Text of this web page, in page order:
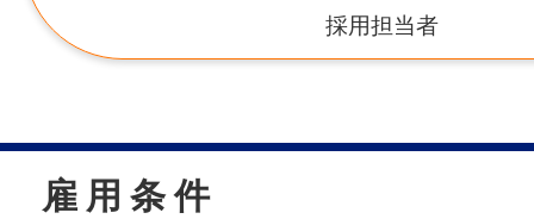
採用担当者
雇 用 条 件